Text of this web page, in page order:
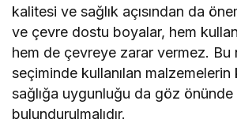
kalitesi ve sağlık açısından da
ve çevre dostu boyalar, hem
hem de çevreye zarar vermez. Bu
seçiminde kullanılan
sağlığa uygunluğu da göz önünde
bulundurulmalıdır.